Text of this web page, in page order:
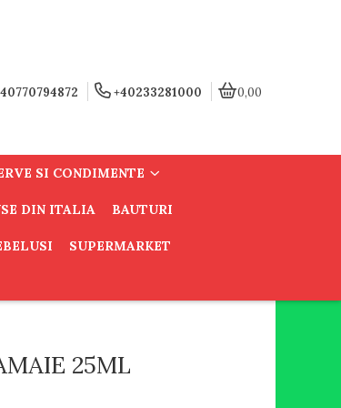
+40233281000 0,00
SI CONDIMENTE
DIN ITALIA BAUTURI
SUPERMARKET
25ML